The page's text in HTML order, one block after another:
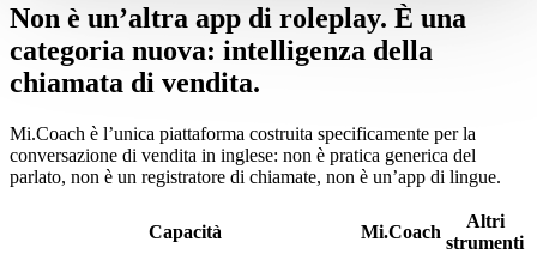
Non è un’altra app di roleplay. È una
categoria nuova: intelligenza della
chiamata di vendita.
Mi.Coach è l’unica piattaforma costruita specificamente per la
conversazione di vendita in inglese: non è pratica generica del
parlato, non è un registratore di chiamate, non è un’app di lingue.
Capacità Mi.Coach
Altri
strumenti